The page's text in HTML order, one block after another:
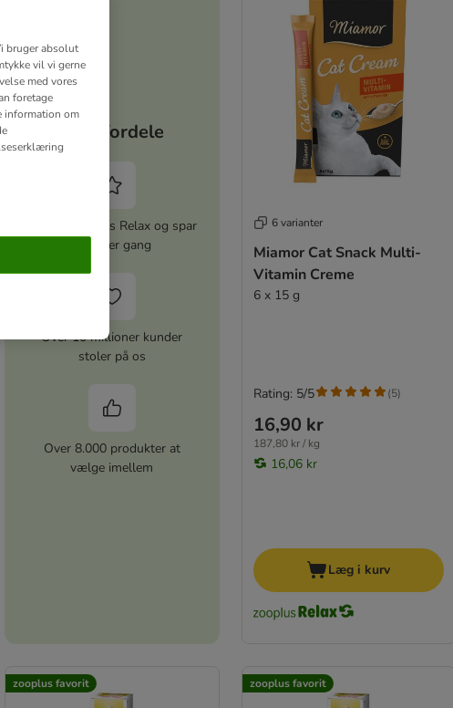
Dine fordele
Aktiver zooplus Relax og spar
5% hver gang
Over 10 millioner kunder
stoler på os
Over 8.000 produkter at
vælge imellem
6 varianter
Miamor Cat Snack Multi-
Vitamin Creme
6 x 15 g
16,90 kr
187,80 kr / kg
16,06 kr
Rating: 5/5 (5)
Læg i kurv
zooplus favorit zooplus favorit
bruger absolut
vil vi gerne
med vores
foretage
information om